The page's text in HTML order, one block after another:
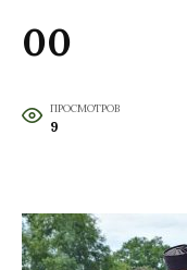
00
ПРОСМОТРОВ
9